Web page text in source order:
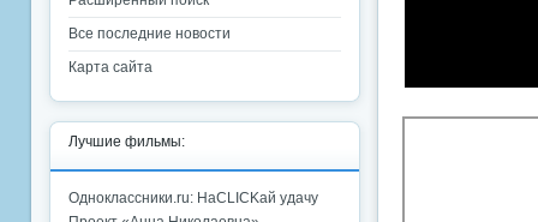
Все последние новости
Карта сайта
Лучшие фильмы:
Одноклассники.ru: НаCLICKай удачу